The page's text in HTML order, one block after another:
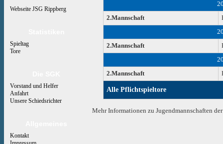
Webseite JSG Rippberg
Spieltag
Tore
Vorstand und Helfer
Anfahrt
Unsere Schiedsrichter
Kontakt
2.Mannschaft
2.Mannschaft
2.Mannschaft
Alle Pflichtspieltore
Mehr Informationen zu Jugendmannschaften